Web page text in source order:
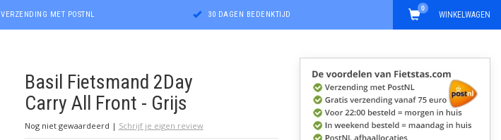
VERZENDING MET POSTNL 30 DAGEN BEDENKTIJD WINKELWAGEN
0
Basil Fietsmand 2Day
Carry All Front - Grijs
Nog niet gewaardeerd | Schrijf je eigen review